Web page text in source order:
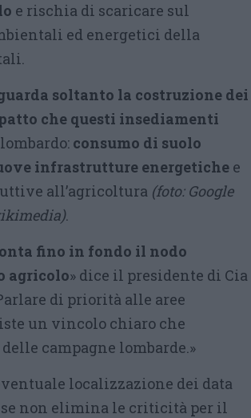
e rischia di scaricare sul
ed energetici della
soltanto la costruzione dei
che questi insediamenti
lombardo: consumo di suolo
infrastrutture energetiche e
all’agricoltura (foto: Google
.
fino in fondo il nodo
agricolo» dice il presidente di Cia
di priorità alle aree
un vincolo chiaro che
campagne lombarde.»
localizzazione dei data
non elimina le criticità per il